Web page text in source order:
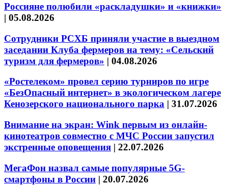
Россияне полюбили «раскладушки» и «книжки»
| 05.08.2026
Сотрудники РСХБ приняли участие в выездном
заседании Клуба фермеров на тему: «Сельский
туризм для фермеров» | 04.08.2026
«Ростелеком» провел серию турниров по игре
«БезОпасный интернет» в экологическом лагере
Кенозерского национального парка | 31.07.2026
Внимание на экран: Wink первым из онлайн-
кинотеатров совместно с МЧС России запустил
экстренные оповещения | 22.07.2026
МегаФон назвал самые популярные 5G-
смартфоны в России | 20.07.2026